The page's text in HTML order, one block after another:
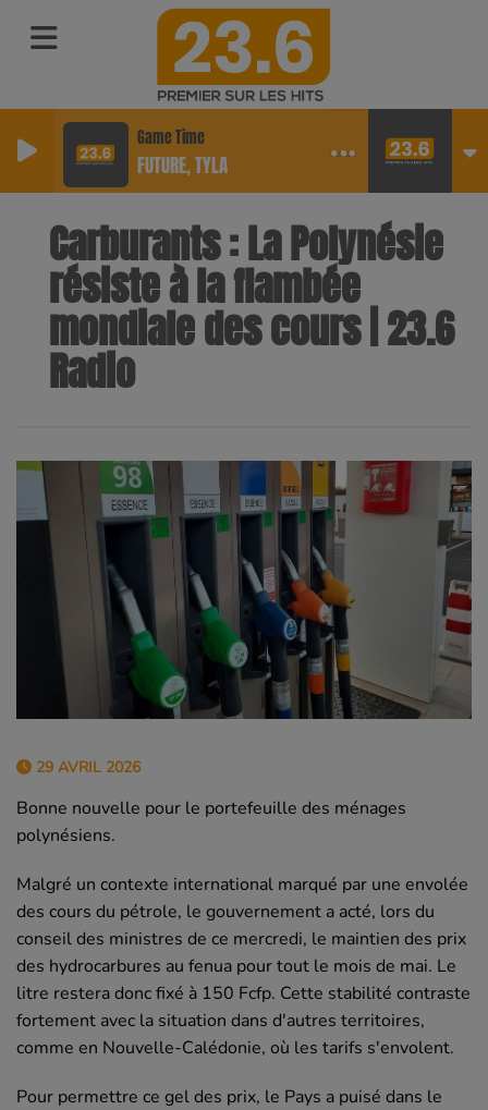
Game Time
FUTURE, TYLA
Carburants : La Polynésie
résiste à la flambée
mondiale des cours | 23.6
Radio
29 AVRIL 2026
Bonne nouvelle pour le portefeuille des ménages
polynésiens.
Malgré un contexte international marqué par une envolée
des cours du pétrole, le gouvernement a acté, lors du
conseil des ministres de ce mercredi, le maintien des prix
des hydrocarbures au fenua pour tout le mois de mai. Le
litre restera donc fixé à 150 Fcfp. Cette stabilité contraste
fortement avec la situation dans d'autres territoires,
comme en Nouvelle-Calédonie, où les tarifs s'envolent.
Pour permettre ce gel des prix, le Pays a puisé dans le